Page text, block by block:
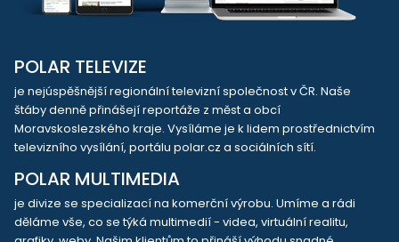
POLAR TELEVIZE
je nejúspěšnější regionální televizní společnost v ČR. Naše
štáby denně přinášejí reportáže z měst a obcí
Moravskoslezského kraje. Vysíláme je k lidem prostřednictvím
televizního vysílání, portálu polar.cz a sociálních sítí.
POLAR MULTIMEDIA
je divize se specializací na komerční výrobu. Umíme a rádi
děláme vše, co se týká multimedií - videa, virtuální realitu,